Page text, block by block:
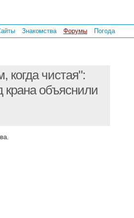
Знакомства Форумы Погода
когда чистая":
крана объяснили